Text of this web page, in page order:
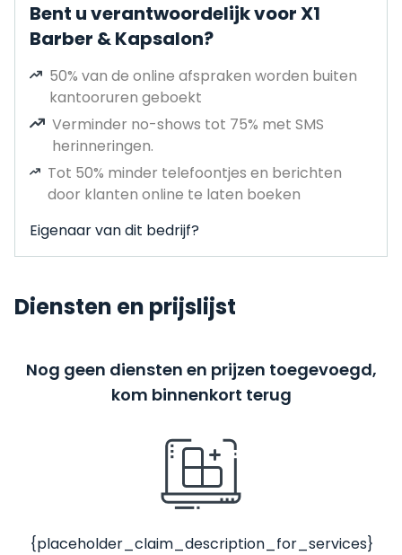
Bent u verantwoordelijk voor X1
Barber & Kapsalon?
50% van de online afspraken worden buiten
kantooruren geboekt
Verminder no-shows tot 75% met SMS
herinneringen.
Tot 50% minder telefoontjes en berichten
door klanten online te laten boeken
Eigenaar van dit bedrijf?
Diensten en prijslijst
Nog geen diensten en prijzen toegevoegd,
kom binnenkort terug
{placeholder_claim_description_for_services}